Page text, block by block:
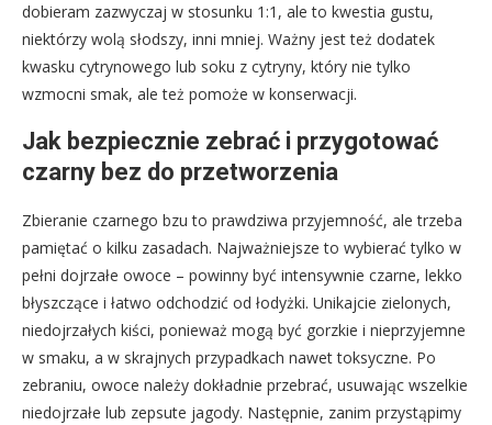
dobieram zazwyczaj w stosunku 1:1, ale to kwestia gustu,
niektórzy wolą słodszy, inni mniej. Ważny jest też dodatek
kwasku cytrynowego lub soku z cytryny, który nie tylko
wzmocni smak, ale też pomoże w konserwacji.
Jak bezpiecznie zebrać i przygotować
czarny bez do przetworzenia
Zbieranie czarnego bzu to prawdziwa przyjemność, ale trzeba
pamiętać o kilku zasadach. Najważniejsze to wybierać tylko w
pełni dojrzałe owoce – powinny być intensywnie czarne, lekko
błyszczące i łatwo odchodzić od łodyżki. Unikajcie zielonych,
niedojrzałych kiści, ponieważ mogą być gorzkie i nieprzyjemne
w smaku, a w skrajnych przypadkach nawet toksyczne. Po
zebraniu, owoce należy dokładnie przebrać, usuwając wszelkie
niedojrzałe lub zepsute jagody. Następnie, zanim przystąpimy